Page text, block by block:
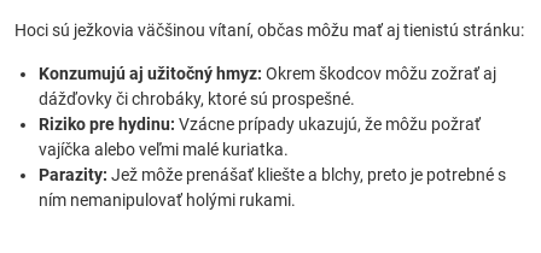
Hoci sú ježkovia väčšinou vítaní, občas môžu mať aj tienistú stránku:
Konzumujú aj užitočný hmyz: Okrem škodcov môžu zožrať aj
dážďovky či chrobáky, ktoré sú prospešné.
Riziko pre hydinu: Vzácne prípady ukazujú, že môžu požrať
vajíčka alebo veľmi malé kuriatka.
Parazity: Jež môže prenášať kliešte a blchy, preto je potrebné s
ním nemanipulovať holými rukami.